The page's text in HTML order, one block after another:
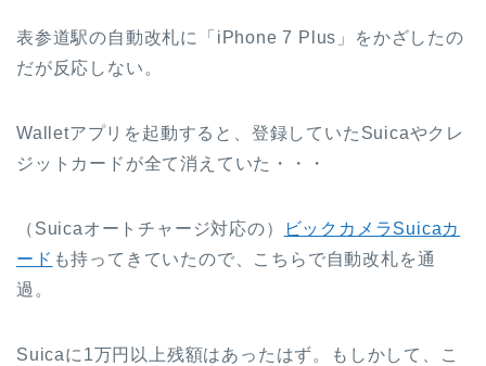
表参道駅の自動改札に「iPhone 7 Plus」をかざしたの
だが反応しない。
Walletアプリを起動すると、登録していたSuicaやクレ
ジットカードが全て消えていた・・・
（Suicaオートチャージ対応の）
ビックカメラSuicaカ
ード も持ってきていたので、こちらで自動改札を通
過。
Suicaに1万円以上残額はあったはず。もしかして、こ